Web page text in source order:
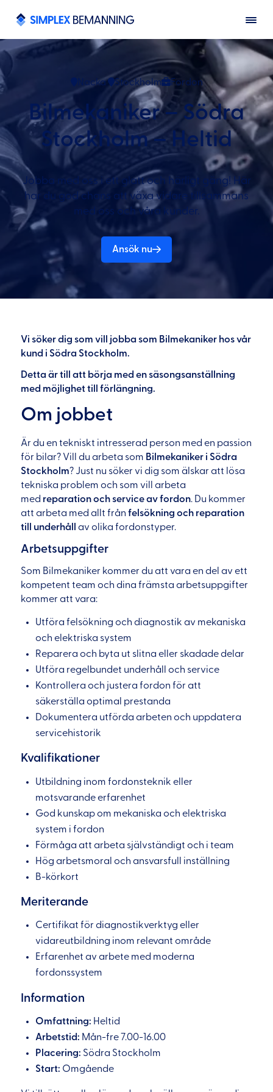
Nacka Stockholm Fordon
Bilmekaniker – Södra
Stockholm – Heltid
Jobba med oss i ett glatt och härligt gäng! Här
har du god chans att växa vidare tillsammans
med oss och våra kunder.
Ansök nu
Vi söker dig som vill jobba som Bilmekaniker hos vår
kund i Södra Stockholm.
Detta är till att börja med en säsongsanställning
med möjlighet till förlängning.
Om jobbet
Är du en tekniskt intresserad person med en passion
för bilar? Vill du arbeta som Bilmekaniker i Södra
Stockholm? Just nu söker vi dig som älskar att lösa
tekniska problem och som vill arbeta
med reparation och service av fordon. Du kommer
att arbeta med allt från felsökning och reparation
till underhåll
av olika fordonstyper.
Arbetsuppgifter
Som Bilmekaniker kommer du att vara en del av ett
kompetent team och dina främsta arbetsuppgifter
kommer att vara:
Utföra felsökning och diagnostik av mekaniska
och elektriska system
Reparera och byta ut slitna eller skadade delar
Utföra regelbundet underhåll och service
Kontrollera och justera fordon för att
säkerställa optimal prestanda
Dokumentera utförda arbeten och uppdatera
servicehistorik
Kvalifikationer
Utbildning inom fordonsteknik eller
motsvarande erfarenhet
God kunskap om mekaniska och elektriska
system i fordon
Förmåga att arbeta självständigt och i team
Hög arbetsmoral och ansvarsfull inställning
B-körkort
Meriterande
Certifikat för diagnostikverktyg eller
vidareutbildning inom relevant område
Erfarenhet av arbete med moderna
fordonssystem
Information
Omfattning: Heltid
Arbetstid: Mån-fre 7.00-16.00
Placering: Södra Stockholm
Start: Omgående